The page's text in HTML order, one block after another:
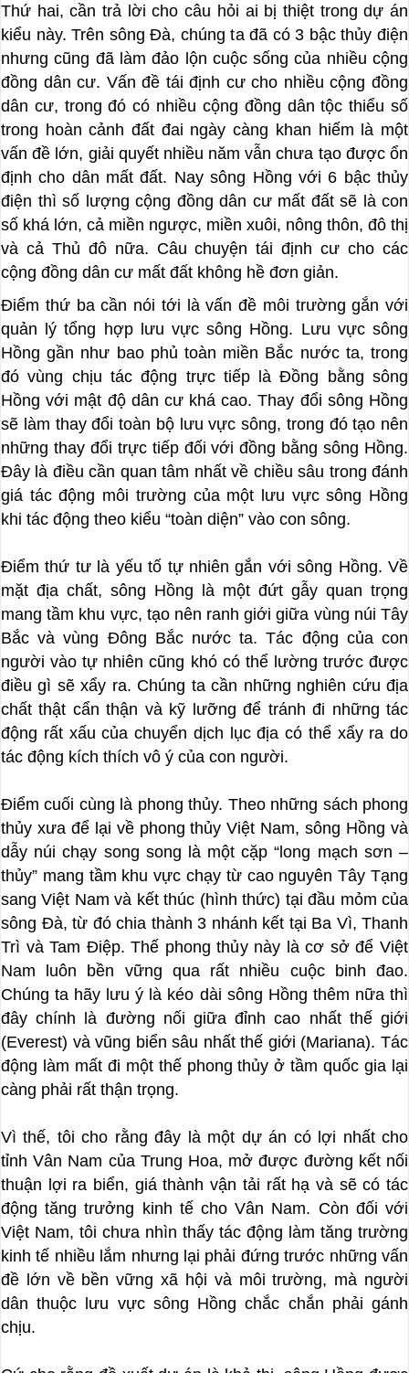
Thứ hai, cần trả lời cho câu hỏi ai bị thiệt trong dự án
kiểu này. Trên sông Đà, chúng ta đã có 3 bậc thủy điện
nhưng cũng đã làm đảo lộn cuộc sống của nhiều cộng
đồng dân cư. Vấn đề tái định cư cho nhiều cộng đồng
dân cư, trong đó có nhiều cộng đồng dân tộc thiểu số
trong hoàn cảnh đất đai ngày càng khan hiếm là một
vấn đề lớn, giải quyết nhiều năm vẫn chưa tạo được ổn
định cho dân mất đất. Nay sông Hồng với 6 bậc thủy
điện thì số lượng cộng đồng dân cư mất đất sẽ là con
số khá lớn, cả miền ngược, miền xuôi, nông thôn, đô thị
và cả Thủ đô nữa. Câu chuyện tái định cư cho các
cộng đồng dân cư mất đất không hề đơn giản.
Điểm thứ ba cần nói tới là vấn đề môi trường gắn với
quản lý tổng hợp lưu vực sông Hồng. Lưu vực sông
Hồng gần như bao phủ toàn miền Bắc nước ta, trong
đó vùng chịu tác động trực tiếp là Đồng bằng sông
Hồng với mật độ dân cư khá cao. Thay đổi sông Hồng
sẽ làm thay đổi toàn bộ lưu vực sông, trong đó tạo nên
những thay đổi trực tiếp đối với đồng bằng sông Hồng.
Đây là điều cần quan tâm nhất về chiều sâu trong đánh
giá tác động môi trường của một lưu vực sông Hồng
khi tác động theo kiểu “toàn diện” vào con sông.
Điểm thứ tư là yếu tố tự nhiên gắn với sông Hồng. Về
mặt địa chất, sông Hồng là một đứt gẫy quan trọng
mang tầm khu vực, tạo nên ranh giới giữa vùng núi Tây
Bắc và vùng Đông Bắc nước ta. Tác động của con
người vào tự nhiên cũng khó có thể lường trước được
điều gì sẽ xẩy ra. Chúng ta cần những nghiên cứu địa
chất thật cẩn thận và kỹ lưỡng để tránh đi những tác
động rất xấu của chuyển dịch lục địa có thể xẩy ra do
tác động kích thích vô ý của con người.
Điểm cuối cùng là phong thủy. Theo những sách phong
thủy xưa để lại về phong thủy Việt Nam, sông Hồng và
dẫy núi chạy song song là một cặp “long mạch sơn –
thủy” mang tầm khu vực chạy từ cao nguyên Tây Tạng
sang Việt Nam và kết thúc (hình thức) tại đầu mỏm của
sông Đà, từ đó chia thành 3 nhánh kết tại Ba Vì, Thanh
Trì và Tam Điệp. Thế phong thủy này là cơ sở để Việt
Nam luôn bền vững qua rất nhiều cuộc binh đao.
Chúng ta hãy lưu ý là kéo dài sông Hồng thêm nữa thì
đây chính là đường nối giữa đỉnh cao nhất thế giới
(Everest) và vũng biển sâu nhất thế giới (Mariana). Tác
động làm mất đi một thế phong thủy ở tầm quốc gia lại
càng phải rất thận trọng.
Vì thế, tôi cho rằng đây là một dự án có lợi nhất cho
tỉnh Vân Nam của Trung Hoa, mở được đường kết nối
thuận lợi ra biển, giá thành vận tải rất hạ và sẽ có tác
động tăng trưởng kinh tế cho Vân Nam. Còn đối với
Việt Nam, tôi chưa nhìn thấy tác động làm tăng trường
kinh tế nhiều lắm nhưng lại phải đứng trước những vấn
đề lớn về bền vững xã hội và môi trường, mà người
dân thuộc lưu vực sông Hồng chắc chắn phải gánh
chịu.